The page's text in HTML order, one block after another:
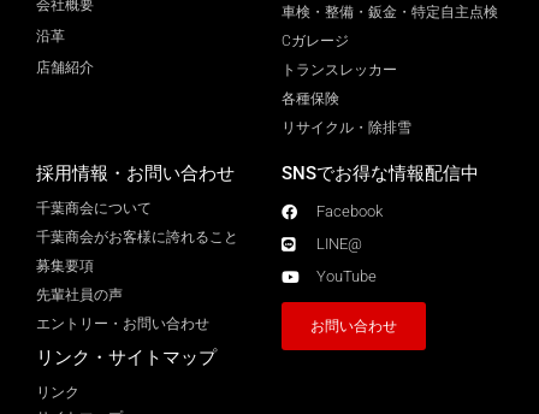
会社概要
沿革
店舗紹介
車検・整備・鈑金・特定自主点検
Cガレージ
トランスレッカー
各種保険
リサイクル・除排雪
採用情報・お問い合わせ
千葉商会について
千葉商会がお客様に誇れること​
募集要項
先輩社員の声
エントリー・お問い合わせ
リンク・サイトマップ
リンク
SNSでお得な情報配信中
Facebook
LINE@
YouTube
お問い合わせ